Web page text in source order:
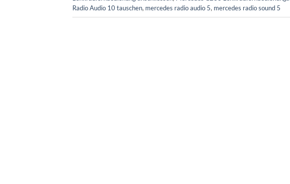
Radio Audio 10 tauschen, mercedes radio audio 5, mercedes radio sound 5